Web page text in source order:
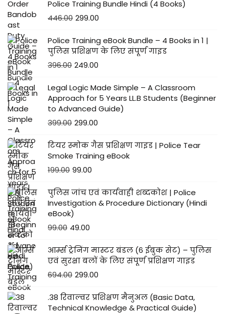
Police Training Bundle Hindi (4 Books)
446.00 299.00
Police Training eBook Bundle – 4 Books in 1 |
पुलिस प्रशिक्षण के लिए संपूर्ण गाइड
396.00 249.00
Legal Logic Made Simple – A Classroom
Approach for 5 Years LL.B Students (Beginner
to Advanced Guide)
399.00 299.00
टियर स्मोक गैस प्रशिक्षण गाइड | Police Tear
Smoke Training eBook
199.00 99.00
पुलिस जांच एवं कार्यवाही शब्दकोश | Police
Investigation & Procedure Dictionary (Hindi
eBook)
99.00 49.00
आर्म्स ट्रेनिंग मास्टर बंडल (6 ईबुक सेट) – पुलिस
एवं सुरक्षा बलों के लिए संपूर्ण प्रशिक्षण गाइड
694.00 299.00
.38 रिवाल्वर प्रशिक्षण मैनुअल (Basic Data,
Technical Knowledge & Practical Guide)